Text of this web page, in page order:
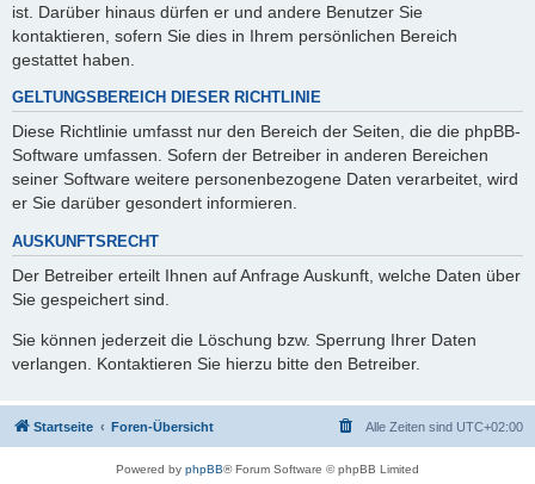
ist. Darüber hinaus dürfen er und andere Benutzer Sie
kontaktieren, sofern Sie dies in Ihrem persönlichen Bereich
gestattet haben.
GELTUNGSBEREICH DIESER RICHTLINIE
Diese Richtlinie umfasst nur den Bereich der Seiten, die die phpBB-
Software umfassen. Sofern der Betreiber in anderen Bereichen
seiner Software weitere personenbezogene Daten verarbeitet, wird
er Sie darüber gesondert informieren.
AUSKUNFTSRECHT
Der Betreiber erteilt Ihnen auf Anfrage Auskunft, welche Daten über
Sie gespeichert sind.
Sie können jederzeit die Löschung bzw. Sperrung Ihrer Daten
verlangen. Kontaktieren Sie hierzu bitte den Betreiber.
Startseite Foren-Übersicht Alle Zeiten sind UTC+02:00
Powered by phpBB® Forum Software © phpBB Limited